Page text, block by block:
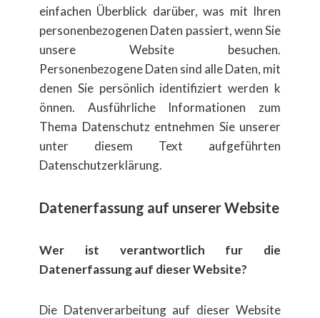
einfachen ​Überblick dar​über, was mit Ihren
personenbezogenen Daten passiert, wenn Sie
unsere Website besuchen.
Personenbezogene Daten sind alle Daten, mit
denen Sie pers​önlich identifiziert werden k​
önnen. Ausf​ührliche Informationen zum
Thema Datenschutz entnehmen Sie unserer
unter diesem Text aufgeführten
Datenschutzerkl​ärung.
Datenerfassung auf unserer Website
Wer ist verantwortlich fur die
Datenerfassung auf dieser Website?
Die Datenverarbeitung auf dieser Website